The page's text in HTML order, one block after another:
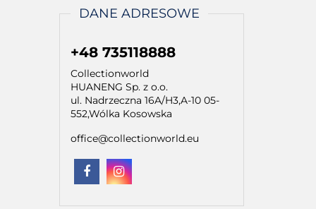
DANE ADRESOWE
+48 735118888
Collectionworld
HUANENG Sp. z o.o.
ul. Nadrzeczna 16A/H3,A-10 05-
552,Wólka Kosowska
office@collectionworld.eu